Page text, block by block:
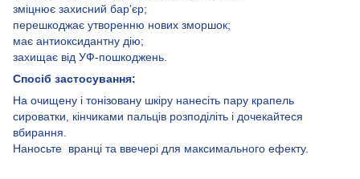
зміцнює захисний бар’єр;
перешкоджає утворенню нових зморшок;
має антиоксидантну дію;
захищає від УФ-пошкоджень.
Спосіб застосування:
На очищену і тонізовану шкіру нанесіть пару крапель
сироватки, кінчиками пальців розподіліть і дочекайтеся
вбирання.
Наносьте вранці та ввечері для максимального ефекту.